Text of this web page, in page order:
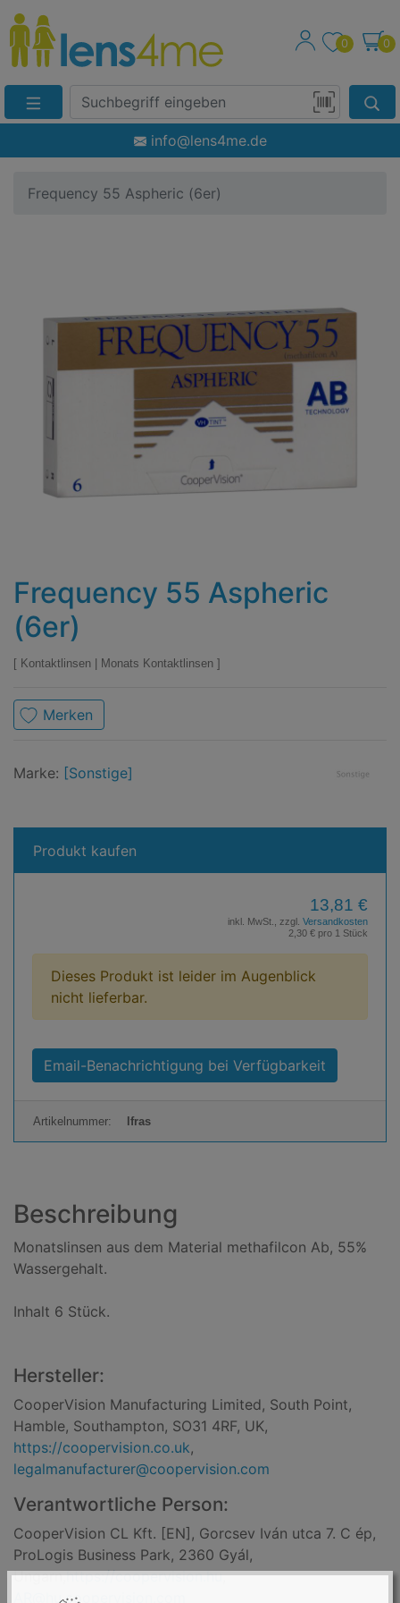
Suche
Eingabefeld
Produktsuche
Scan
0 0
info@lens4me.de
Frequency 55 Aspheric (6er)
Frequency 55 Aspheric
(6er)
Kontaktlinsen Monats Kontaktlinsen
Merken
Marke: [Sonstige]
Produkt kaufen
13,81 €
inkl. MwSt., zzgl. Versandkosten
2,30 € pro 1 Stück
Dieses Produkt ist leider im Augenblick
nicht lieferbar.
Email-Benachrichtigung bei Verfügbarkeit
Artikelnummer: lfras
Beschreibung
Monatslinsen aus dem Material methafilcon Ab, 55%
Wassergehalt.
Inhalt 6 Stück.
Hersteller:
CooperVision Manufacturing Limited, South Point,
Hamble, Southampton, SO31 4RF, UK,
https://coopervision.co.uk,
legalmanufacturer@coopervision.com
Verantwortliche Person:
CooperVision CL Kft. [EN], Gorcsev Iván utca 7. C ép,
ProLogis Business Park, 2360 Gyál,
Ungarn,https://coopervision.hu,
AR@hu.coopervision.com